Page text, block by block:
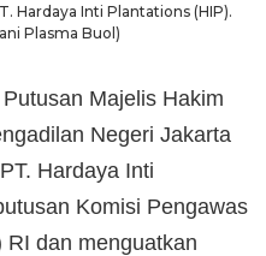
Hardaya Inti Plantations (HIP).
Plasma Buol)
Majelis Hakim
Negeri Jakarta
Hardaya Inti
Komisi Pengawas
dan menguatkan